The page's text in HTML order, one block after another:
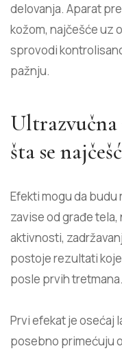
delovanja. Aparat
kožom, najčešće uz
sprovodi
pažnju.
Ultrazvučna
šta se
Efekti mogu da
zavise od građe
aktivnosti,
postoje rezultati
posle prvih tretmana.
Prvi efekat je osećaj
posebno primećuju